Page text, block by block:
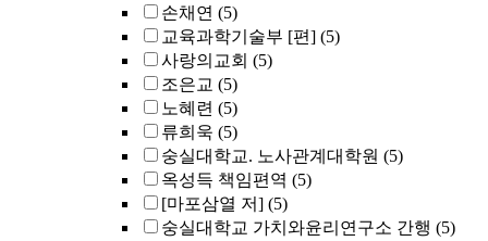
손채연 (5)
교육과학기술부 [편] (5)
사랑의교회 (5)
조은교 (5)
노혜련 (5)
류희욱 (5)
숭실대학교. 노사관계대학원 (5)
옥성득 책임편역 (5)
[마포삼열 저] (5)
숭실대학교 가치와윤리연구소 간행 (5)